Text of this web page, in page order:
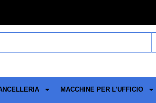
MACCHINE PER L’UFFICIO